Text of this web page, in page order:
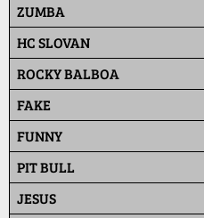
ZUMBA
HC SLOVAN
ROCKY BALBOA
FAKE
FUNNY
PIT BULL
JESUS